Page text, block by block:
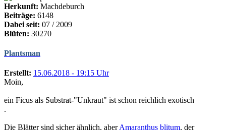
Herkunft: Machdeburch
Beiträge: 6148
Dabei seit: 07 / 2009
Blüten: 30270
Plantsman
Erstellt: 15.06.2018 - 19:15 Uhr
Moin,
ein Ficus als Substrat-"Unkraut" ist schon reichlich exotisch
.
Die Blätter sind sicher ähnlich, aberAmaranthus blitum, der